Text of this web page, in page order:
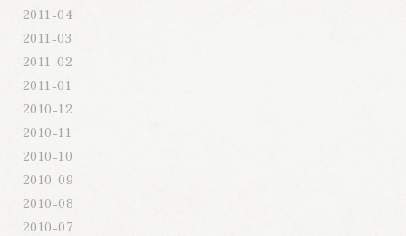
2011-04
2011-03
2011-02
2011-01
2010-12
2010-11
2010-10
2010-09
2010-08
2010-07